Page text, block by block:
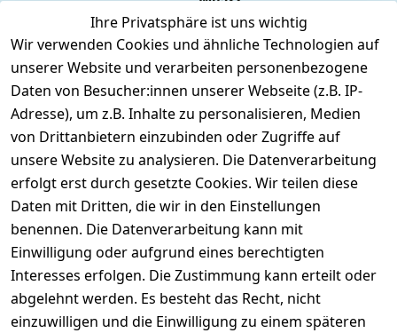
Ihre Privatsphäre ist uns wichtig
Wir verwenden Cookies und ähnliche Technologien auf
unserer Website und verarbeiten personenbezogene
Daten von Besucher:innen unserer Webseite (z.B. IP-
Adresse), um z.B. Inhalte zu personalisieren, Medien
von Drittanbietern einzubinden oder Zugriffe auf
unsere Website zu analysieren. Die Datenverarbeitung
erfolgt erst durch gesetzte Cookies. Wir teilen diese
Daten mit Dritten, die wir in den Einstellungen
benennen. Die Datenverarbeitung kann mit
Einwilligung oder aufgrund eines berechtigten
Interesses erfolgen. Die Zustimmung kann erteilt oder
abgelehnt werden. Es besteht das Recht, nicht
einzuwilligen und die Einwilligung zu einem späteren
Impressum
Datenschutze
rklärung
Barrierefreihe
itserklärung
Widerrufsrec
ht
Vertrag
widerrufen
Registrieren
Versand &
Versandkoste
n
Retoure &
Rücksendung
Rücksendeeti
kett drucken
(Inland)
FAQs - Häufig
gestellte
Fragen
Konfektionsgr
ößen
Dauer
Tiefpreisgara
ntie*
Express-24h-
Versand
24/7 aktueller
Warenbestan
d
+ 95% aus
eigener
Herstellung
+ 60 Jahre
Geschäftserfa
hrung
YouTube-
Kanal
unsere
Facebook-
Seite
unsere
Damen &
Herren
unsere
Gutscheine &
SALE
Whatsapp Nr.:
+49511676950